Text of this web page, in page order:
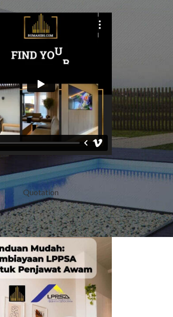
Quotation